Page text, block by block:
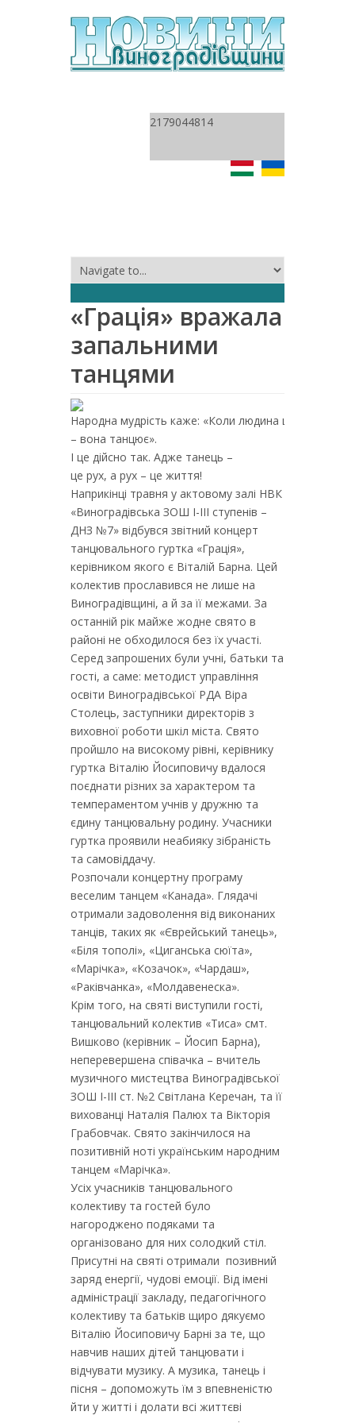
2179044814
«Грація» вражала
запальними
танцями
Народна мудрість каже: «Коли людина щаслива
– вона танцює».
І це дійсно так. Адже танець –
це рух, а рух – це життя!
Наприкінці травня у актовому залі НВК
«Виноградівська ЗОШ І-ІІІ ступенів –
ДНЗ №7» відбувся звітний концерт
танцювального гуртка «Грація»,
керівником якого є Віталій Барна. Цей
колектив прославився не лише на
Виноградівщині, а й за її межами. За
останній рік майже жодне свято в
районі не обходилося без їх участі.
Серед запрошених були учні, батьки та
гості, а саме: методист управління
освіти Виноградівської РДА Віра
Столець, заступники директорів з
виховної роботи шкіл міста. Свято
пройшло на високому рівні, керівнику
гуртка Віталію Йосиповичу вдалося
поєднати різних за характером та
темпераментом учнів у дружню та
єдину танцювальну родину. Учасники
гуртка проявили неабияку зібраність
та самовіддачу.
Розпочали концертну програму
веселим танцем «Канада». Глядачі
отримали задоволення від виконаних
танців, таких як «Єврейський танець»,
«Біля тополі», «Циганська сюїта»,
«Марічка», «Козачок», «Чардаш»,
«Раківчанка», «Молдавенеска».
Крім того, на святі виступили гості,
танцювальний колектив «Тиса» смт.
Вишково (керівник – Йосип Барна),
неперевершена співачка – вчитель
музичного мистецтва Виноградівської
ЗОШ І-ІІІ ст. №2 Світлана Керечан, та її
вихованці Наталія Палюх та Вікторія
Грабовчак. Свято закінчилося на
позитивній ноті українським народним
танцем «Марічка».
Усіх учасників танцювального
колективу та гостей було
нагороджено подяками та
організовано для них солодкий стіл.
Присутні на святі отримали позивний
заряд енергії, чудові емоції. Від імені
адміністрації закладу, педагогічного
колективу та батьків щиро дякуємо
Віталію Йосиповичу Барні за те, що
навчив наших дітей танцювати і
відчувати музику. А музика, танець і
пісня – допоможуть їм з впевненістю
йти у житті і долати всі життєві